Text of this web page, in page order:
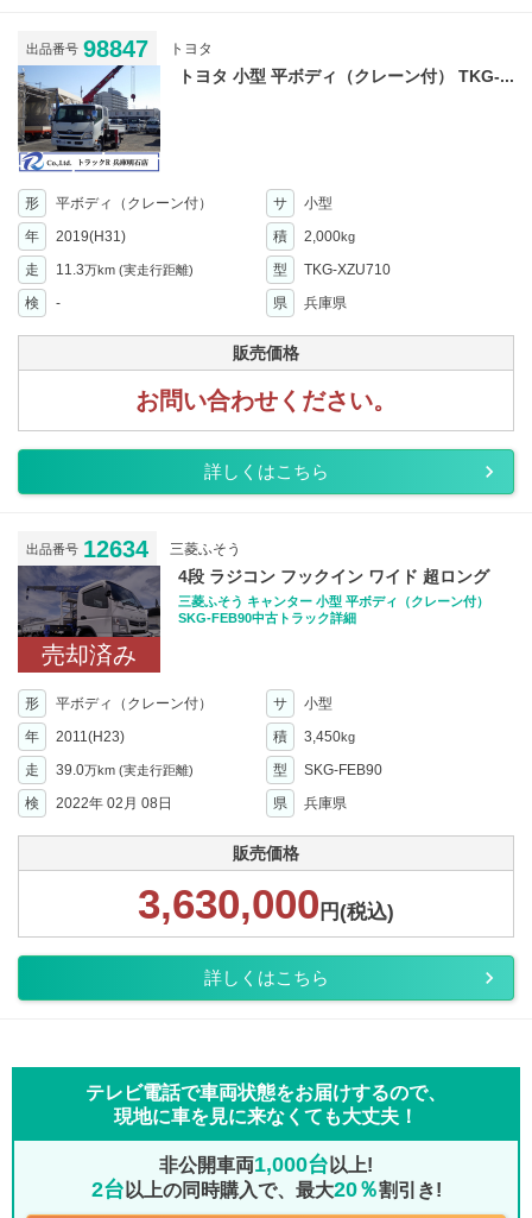
出品番号 98847 トヨタ
トヨタ 小型 平ボディ（クレーン付） TKG-...
形 平ボディ（クレーン付） サ
小型
年
2019(H31) 積 2,000kg
走 11.3万km (実走行距離) 型
TKG-XZU710
検
- 県 兵庫県
販売価格
お問い合わせください。
詳しくはこちら
出品番号 12634 三菱ふそう
売却済み
4段 ラジコン フックイン ワイド 超ロング
三菱ふそう キャンター 小型 平ボディ（クレーン付）
SKG-FEB90中古トラック詳細
形 平ボディ（クレーン付） サ
小型
年
2011(H23) 積 3,450kg
走 39.0万km (実走行距離) 型
SKG-FEB90
検
2022年 02月 08日 県 兵庫県
販売価格
3,630,000 円(税込)
詳しくはこちら
テレビ電話で車両状態をお届けするので、
現地に車を見に来なくても大丈夫！
非公開車両1,000台 以上!
2台 以上の同時購入で、最大20％割引き!